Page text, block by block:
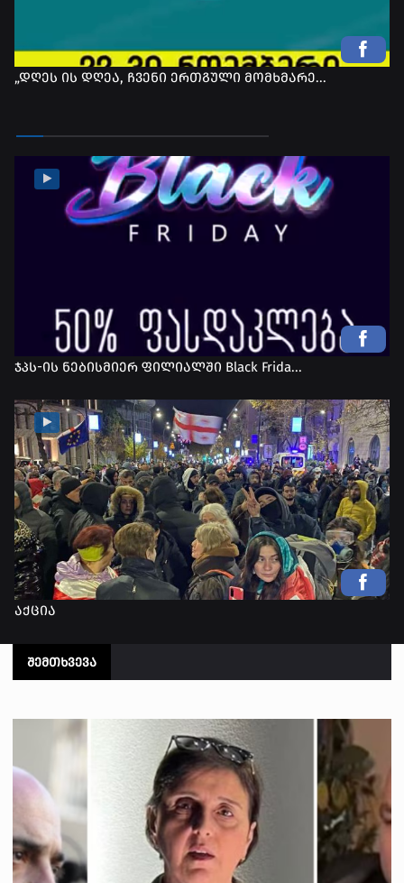
„დღეს ის დღეა, ჩვენი ერთგული მომხმარე...
ჯპს-ის ნებისმიერ ფილიალში Black Frida...
აქცია
ᲨᲔᲛᲗᲮᲕᲔᲕᲐ